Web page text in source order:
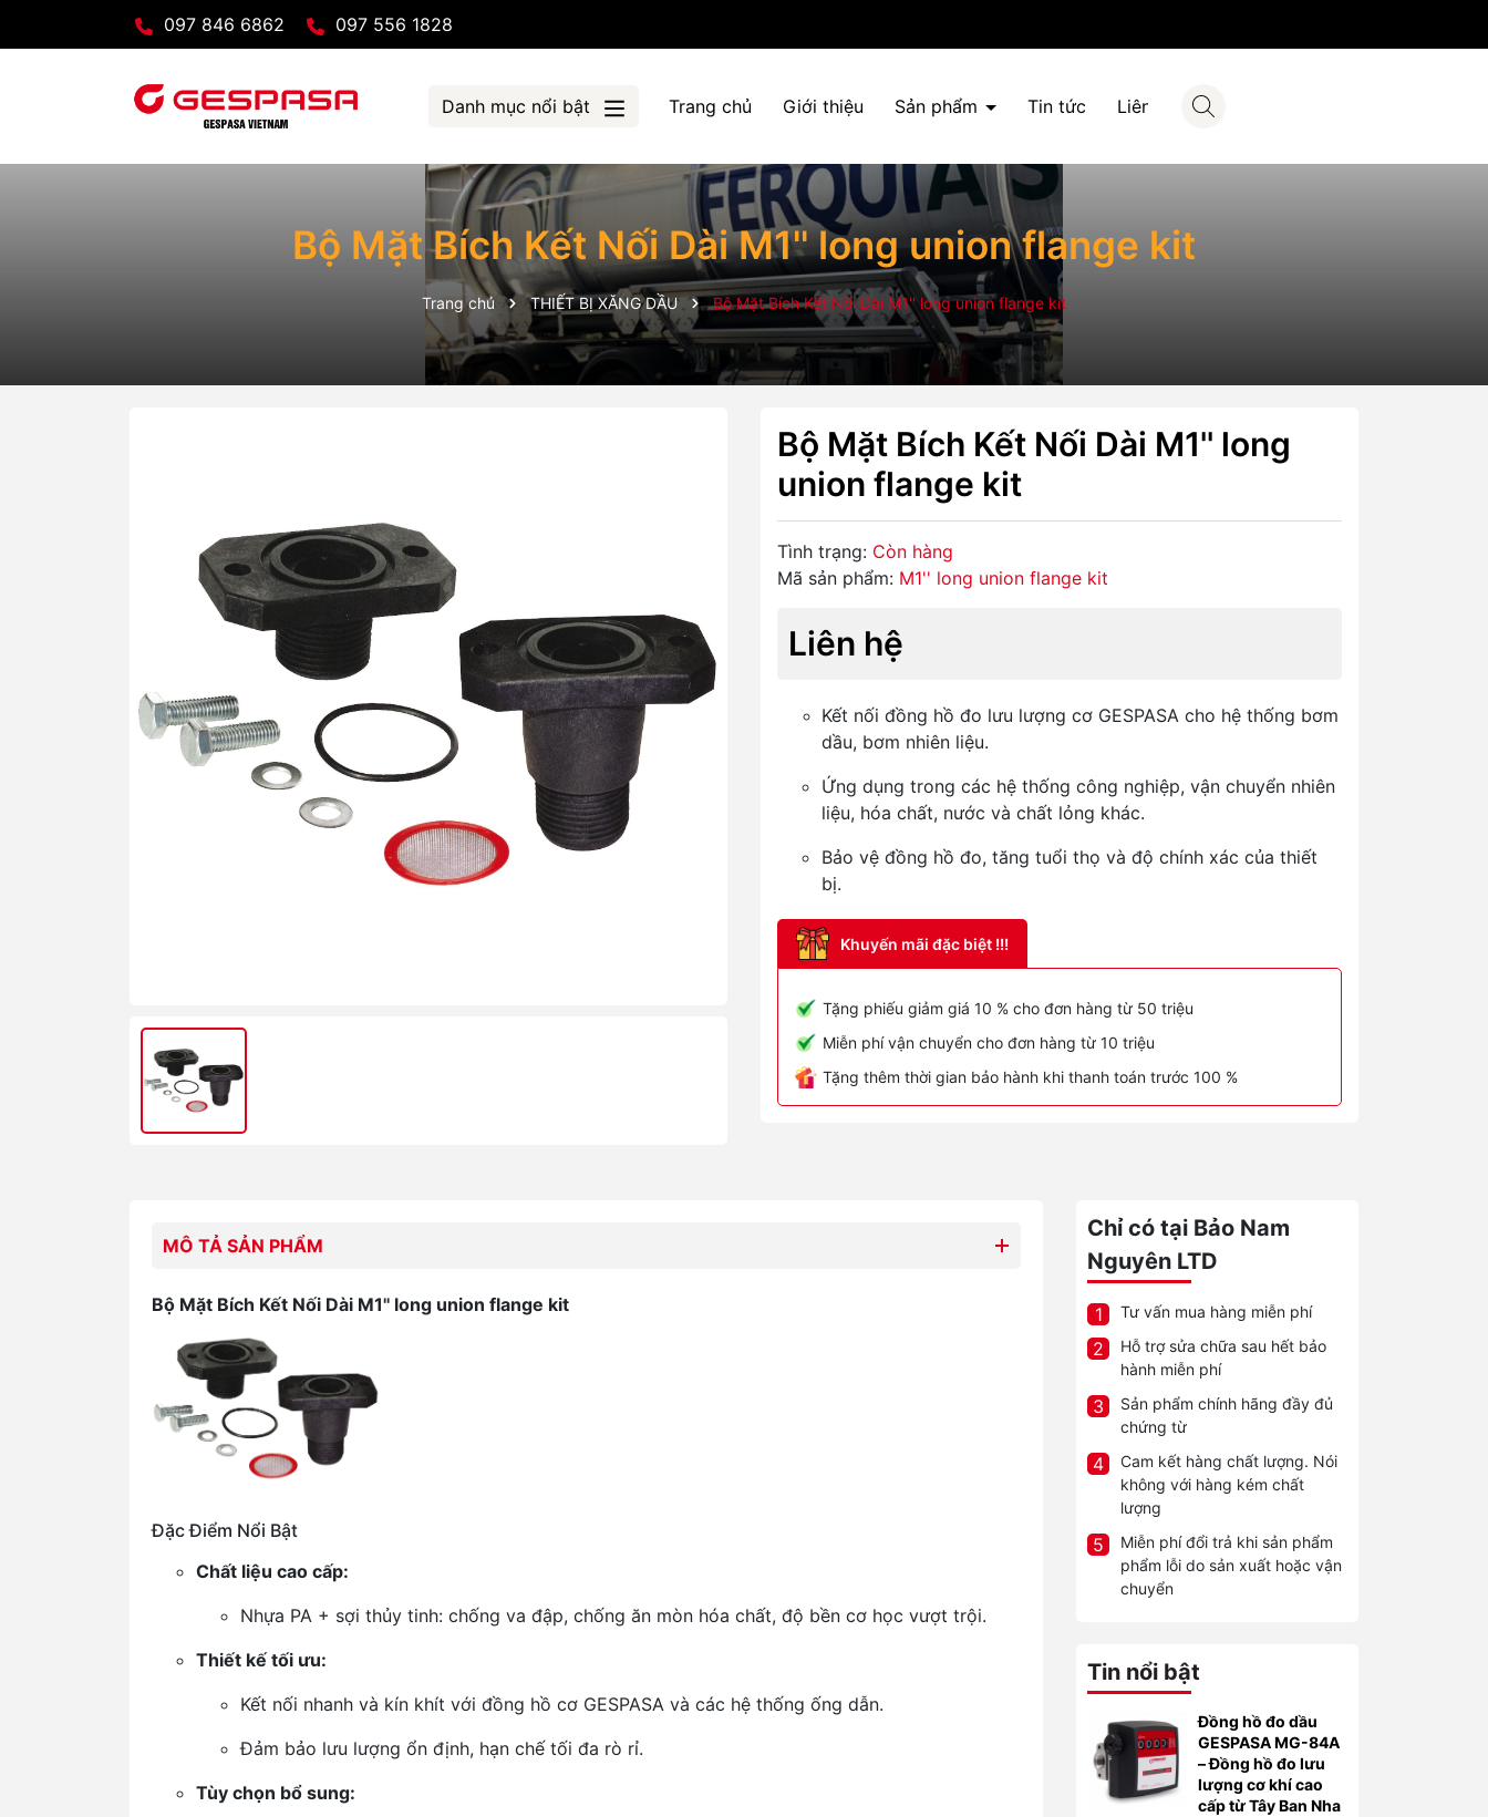
097 846 6862 097 556 1828
Danh mục nổi bật Trang chủ Giới thiệu Sản phẩm Tin tức Liên hệ
Bộ Mặt Bích Kết Nối Dài M1'' long union flange kit
Trang chủ THIẾT BỊ XĂNG DẦU Bộ Mặt Bích Kết Nối Dài M1'' long union flange kit
Bộ Mặt Bích Kết Nối Dài M1'' long
union flange kit
Tình trạng: Còn hàng
Mã sản phẩm: M1'' long union flange kit
Liên hệ
Kết nối đồng hồ đo lưu lượng cơ GESPASA cho hệ thống bơm
dầu, bơm nhiên liệu.
Ứng dụng trong các hệ thống công nghiệp, vận chuyển nhiên
liệu, hóa chất, nước và chất lỏng khác.
Bảo vệ đồng hồ đo, tăng tuổi thọ và độ chính xác của thiết
bị.
Khuyến mãi đặc biệt !!!
Tặng phiếu giảm giá 10 % cho đơn hàng từ 50 triệu
Miễn phí vận chuyển cho đơn hàng từ 10 triệu
Tặng thêm thời gian bảo hành khi thanh toán trước 100 %
MÔ TẢ SẢN PHẨM
Bộ Mặt Bích Kết Nối Dài M1'' long union flange kit
Đặc Điểm Nổi Bật
Chất liệu cao cấp:
Nhựa PA + sợi thủy tinh: chống va đập, chống ăn mòn hóa chất, độ bền cơ học vượt trội.
Thiết kế tối ưu:
Kết nối nhanh và kín khít với đồng hồ cơ GESPASA và các hệ thống ống dẫn.
Đảm bảo lưu lượng ổn định, hạn chế tối đa rò rỉ.
Tùy chọn bổ sung:
Chỉ có tại Bảo Nam
Nguyên LTD
1 Tư vấn mua hàng miễn phí
2
Hỗ trợ sửa chữa sau hết bảo
hành miễn phí
3
Sản phẩm chính hãng đầy đủ
chứng từ
4
Cam kết hàng chất lượng. Nói
không với hàng kém chất
lượng
5
Miễn phí đổi trả khi sản phẩm
phẩm lỗi do sản xuất hoặc vận
chuyển
Tin nổi bật
Đồng hồ đo dầu
GESPASA MG-84A
– Đồng hồ đo lưu
lượng cơ khí cao
cấp từ Tây Ban Nha